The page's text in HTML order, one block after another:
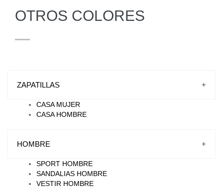
OTROS COLORES
ZAPATILLAS +
CASA MUJER
CASA HOMBRE
HOMBRE +
SPORT HOMBRE
SANDALIAS HOMBRE
VESTIR HOMBRE